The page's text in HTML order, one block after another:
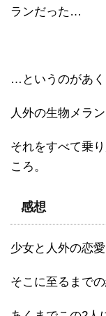
ランだった…
…というのがあ
人外の生物メラ
それをすべて乗
ころ。
感想
少女と人外の恋
そこに至るまで